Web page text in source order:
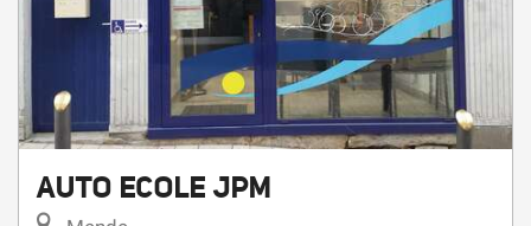
AUTO ECOLE JPM